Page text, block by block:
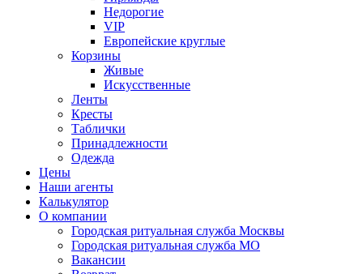
Недорогие
VIP
Европейские круглые
Корзины
Живые
Искусственные
Ленты
Кресты
Таблички
Принадлежности
Одежда
Цены
Наши агенты
Калькулятор
О компании
Городская ритуальная служба Москвы
Городская ритуальная служба МО
Вакансии